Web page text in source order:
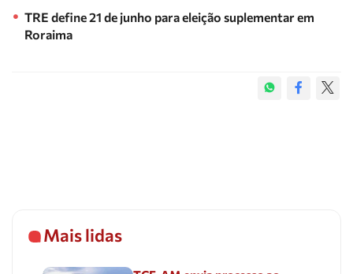
TRE define 21 de junho para eleição suplementar em
Roraima
Mais lidas